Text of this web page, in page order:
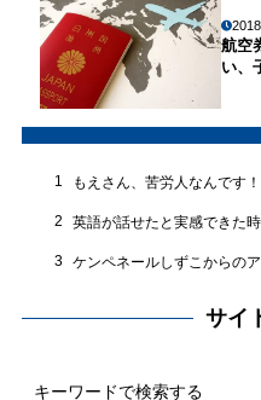
航空
い、
1 もえさん、苦労人なんです！
2 英語が話せたと実感できた時
3 ケンペネールしずこからの
サイ